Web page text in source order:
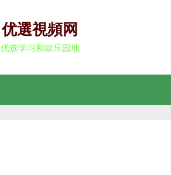
优選視頻网
优选学习和娱乐园地